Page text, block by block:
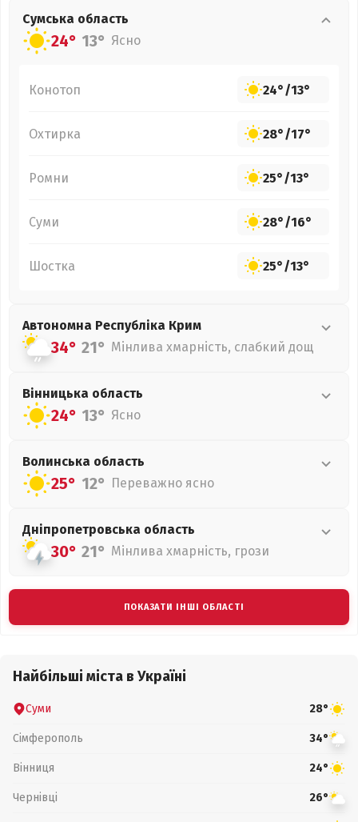
Сумська область
24° 13° Ясно
Конотоп 24°/13°
Охтирка 28°/17°
Ромни 25°/13°
Суми 28°/16°
Шостка 25°/13°
Автономна Республіка Крим
34° 21° Мінлива хмарність, слабкий дощ
Вінницька область
24° 13° Ясно
Волинська область
25° 12° Переважно ясно
Дніпропетровська область
30° 21° Мінлива хмарність, грози
ПОКАЗАТИ ІНШІ ОБЛАСТІ
Найбільші міста в Україні
Суми 28°
Сімферополь 34°
Вінниця 24°
Чернівці 26°